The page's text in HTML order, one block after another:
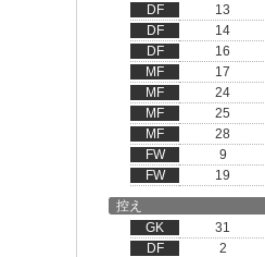
DF
13
DF
14
DF
16
MF
17
MF
24
MF
25
MF
28
FW
9
FW
19
控え
GK
31
DF
2